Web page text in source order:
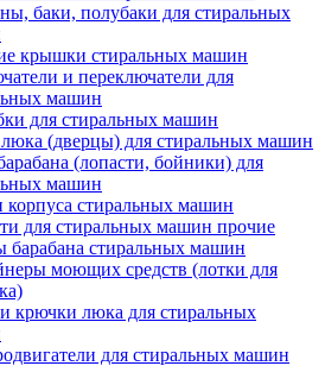
баки, полубаки для стиральных
крышки стиральных машин
и переключатели для
машин
для стиральных машин
(дверцы) для стиральных машин
(лопасти, бойники) для
машин
корпуса стиральных машин
для стиральных машин прочие
стиральных машин
моющих средств (лотки для
крючки люка для стиральных
для стиральных машин